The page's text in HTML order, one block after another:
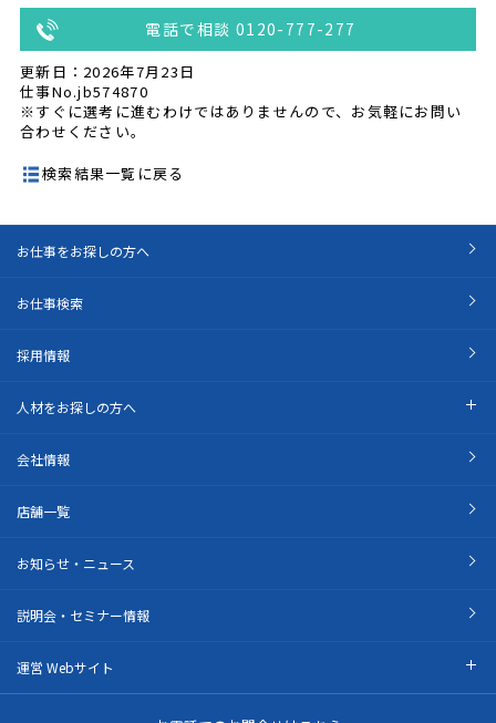
電話で相談 0120-777-277
更新日：2026年7月23日
仕事No.jb574870
※すぐに選考に進むわけではありませんので、お気軽にお問い
合わせください。
検索結果一覧に戻る
お仕事をお探しの方へ
お仕事検索
採用情報
人材をお探しの方へ
会社情報
店舗一覧
お知らせ・ニュース
説明会・セミナー情報
運営 Webサイト